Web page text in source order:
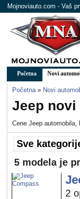
Mojnoviauto.com - Vaš
Početna Novi
Početna » Novi
Jeep
Cene Jeep
Sve
5 modela je
2